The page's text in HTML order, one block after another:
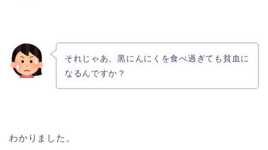
それじゃあ、黒にんにくを食べ過ぎても貧血に
なるんですか？
わかりました。